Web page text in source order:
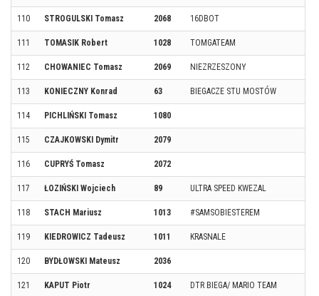
110 STROGULSKI Tomasz 2068 16DBOT
111 TOMASIK Robert 1028 TOMGATEAM
112 CHOWANIEC Tomasz 2069 NIEZRZESZONY
113 KONIECZNY Konrad 63 BIEGACZE STU MOSTÓW
114 PICHLIŃSKI Tomasz 1080
115 CZAJKOWSKI Dymitr 2079
116 CUPRYŚ Tomasz 2072
117 ŁOZIŃSKI Wojciech 89 ULTRA SPEED KWEZAL
118 STACH Mariusz 1013 #SAMSOBIESTEREM
119 KIEDROWICZ Tadeusz 1011 KRASNALE
120 BYDŁOWSKI Mateusz 2036
121 KAPUT Piotr 1024 DTR BIEGA/ MARIO TEAM